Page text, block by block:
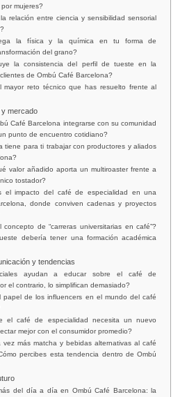
mujeres?
relación entre ciencia y sensibilidad sensorial
la física y la química en tu forma de
del grano?
la consistencia del perfil de tueste en la
de Ombú Café Barcelona?
mayor reto técnico que has resuelto frente al
mercado
Café Barcelona integrarse con su comunidad
punto de encuentro cotidiano?
tiene para ti trabajar con productores y aliados
valor añadido aporta un multiroaster frente a
tostador?
el impacto del café de especialidad en una
donde conviven cadenas y proyectos
de “carreras universitarias en café”?
debería tener una formación académica
y tendencias
ayudan a educar sobre el café de
el contrario, lo simplifican demasiado?
papel de los influencers en el mundo del café
el café de especialidad necesita un nuevo
mejor con el consumidor promedio?
vez más matcha y bebidas alternativas al café
percibes esta tendencia dentro de Ombú
del día a día en Ombú Café Barcelona: la